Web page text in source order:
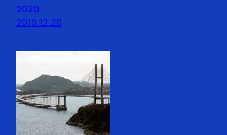
2020
2019.12.20